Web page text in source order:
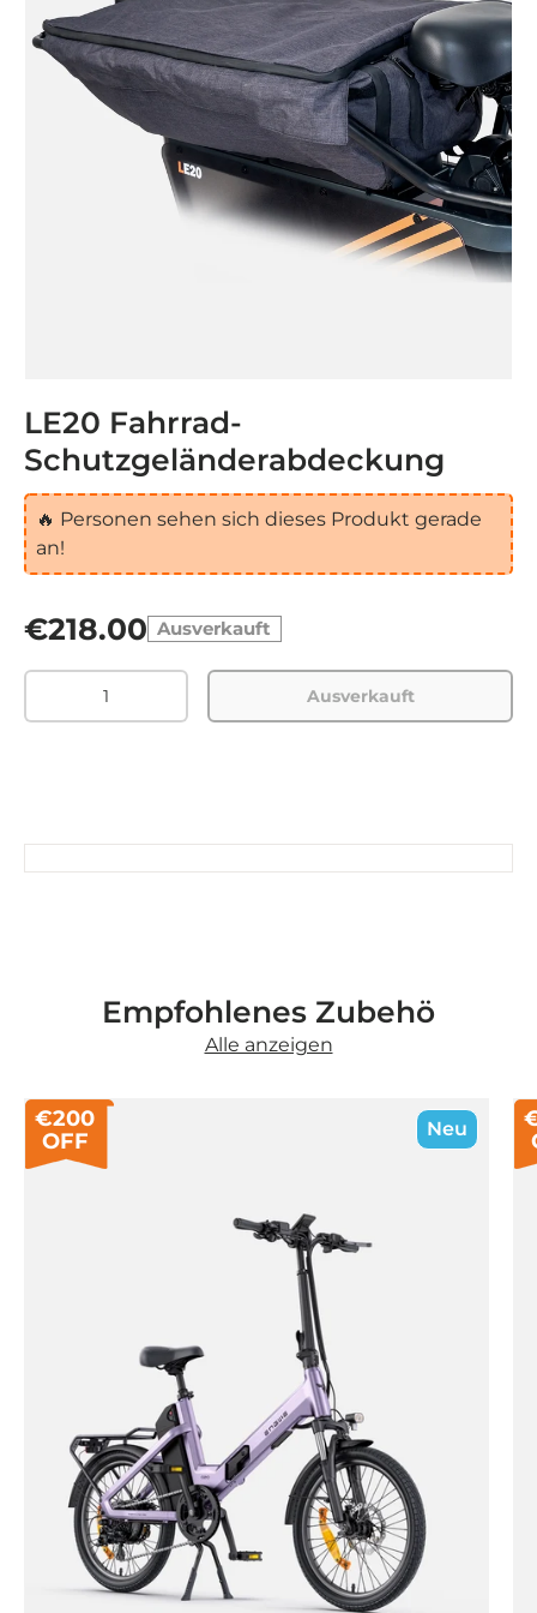
LE20 Fahrrad-
Schutzgeländerabdeckung
🔥 Personen sehen sich dieses Produkt gerade
an!
€218.00 Ausverkauft
Menge
Ausverkauft
Empfohlenes Zubehö
Alle anzeigen
Neu
€200
OFF